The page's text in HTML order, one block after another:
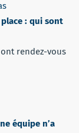
: qui sont
ont rendez-vous
équipe n’a